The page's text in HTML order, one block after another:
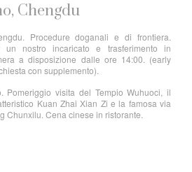
Chengdu
Procedure doganali e di frontiera.
un nostro incaricato e trasferimento in
a disposizione dalle ore 14:00. (early
con supplemento).
Pomeriggio visita del Tempio Wuhuoci, il
Kuan Zhai Xian Zi e la famosa via
Chunxilu. Cena cinese in ristorante.